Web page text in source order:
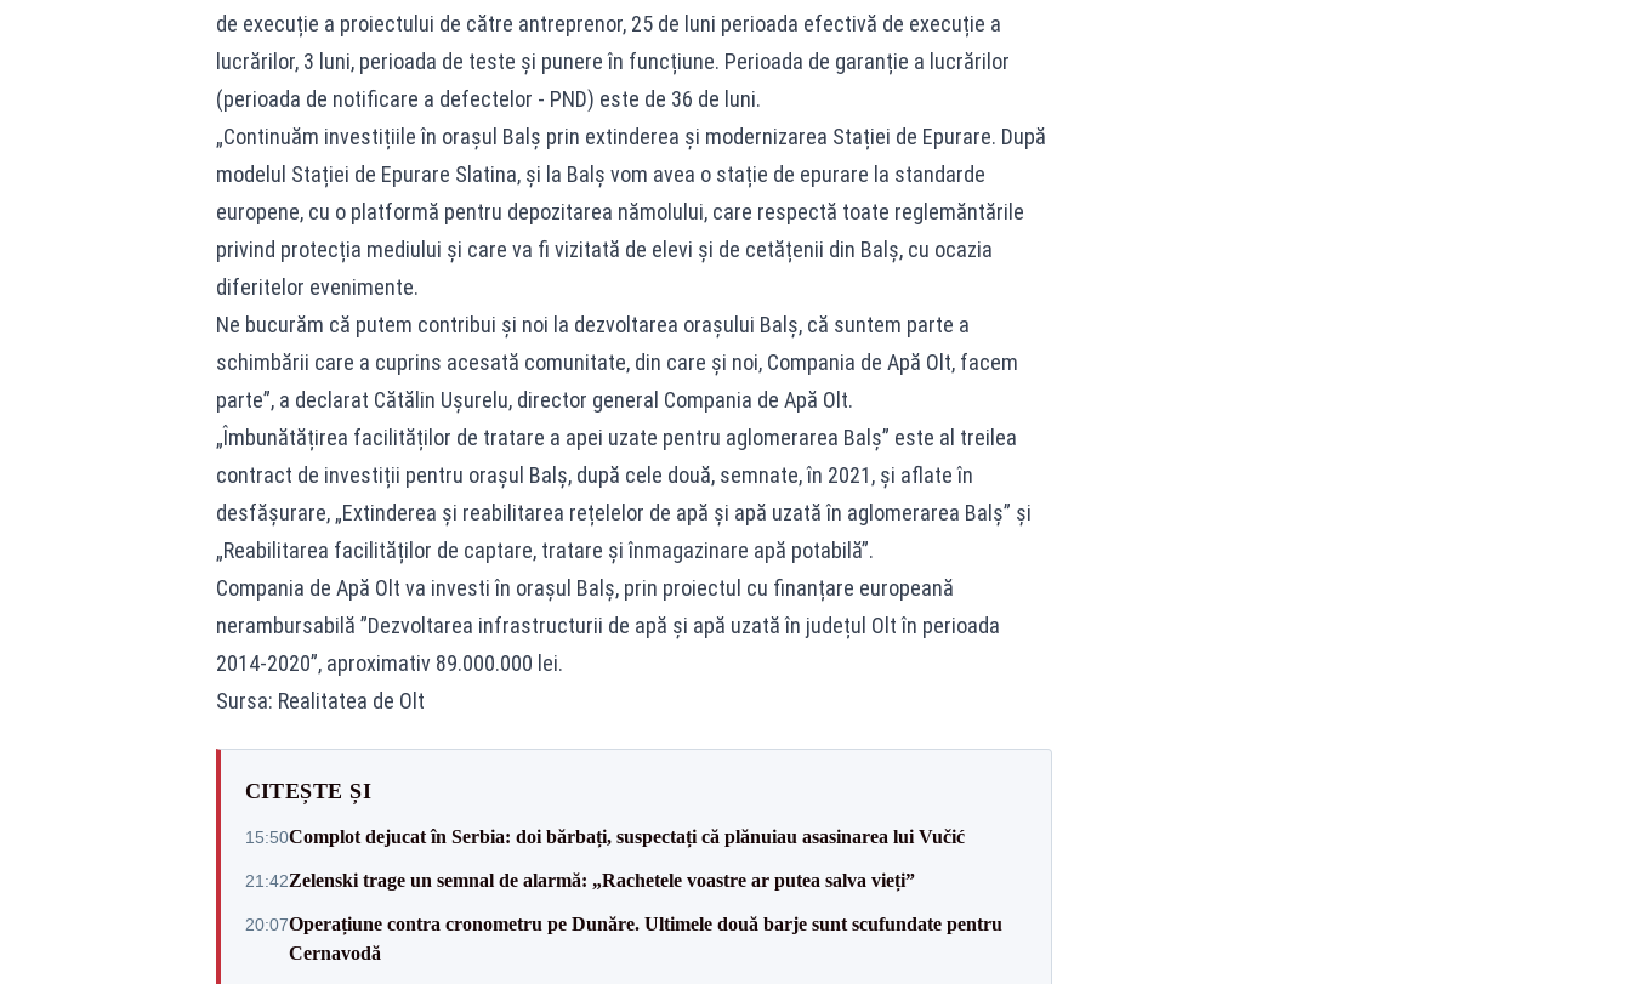
de execuție a proiectului de către antreprenor, 25 de luni perioada efectivă de execuție a
lucrărilor, 3 luni, perioada de teste și punere în funcțiune. Perioada de garanție a lucrărilor
(perioada de notificare a defectelor - PND) este de 36 de luni.
„Continuăm investițiile în orașul Balș prin extinderea și modernizarea Stației de Epurare. După
modelul Stației de Epurare Slatina, și la Balș vom avea o stație de epurare la standarde
europene, cu o platformă pentru depozitarea nămolului, care respectă toate reglemăntările
privind protecția mediului și care va fi vizitată de elevi și de cetățenii din Balș, cu ocazia
diferitelor evenimente.
Ne bucurăm că putem contribui și noi la dezvoltarea orașului Balș, că suntem parte a
schimbării care a cuprins acesată comunitate, din care și noi, Compania de Apă Olt, facem
parte”, a declarat Cătălin Ușurelu, director general Compania de Apă Olt.
„Îmbunătățirea facilităților de tratare a apei uzate pentru aglomerarea Balș” este al treilea
contract de investiții pentru orașul Balș, după cele două, semnate, în 2021, și aflate în
desfășurare, „Extinderea și reabilitarea rețelelor de apă și apă uzată în aglomerarea Balș” și
„Reabilitarea facilităților de captare, tratare și înmagazinare apă potabilă”.
Compania de Apă Olt va investi în orașul Balș, prin proiectul cu finanțare europeană
nerambursabilă ”Dezvoltarea infrastructurii de apă și apă uzată în județul Olt în perioada
2014-2020”, aproximativ 89.000.000 lei.
Sursa: Realitatea de Olt
CITEȘTE ȘI
15:50Complot dejucat în Serbia: doi bărbați, suspectați că plănuiau asasinarea lui Vučić
21:42Zelenski trage un semnal de alarmă: „Rachetele voastre ar putea salva vieți”
20:07Operațiune contra cronometru pe Dunăre. Ultimele două barje sunt scufundate pentru
Cernavodă